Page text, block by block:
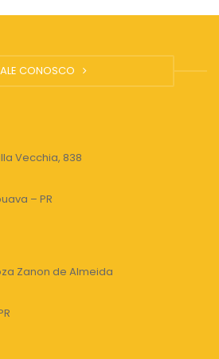
CONOSCO
Vecchia, 838
– PR
Zanon de Almeida